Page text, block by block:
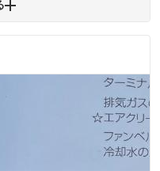
あります。
ん。
ん。購入時は必ず現車をご確認